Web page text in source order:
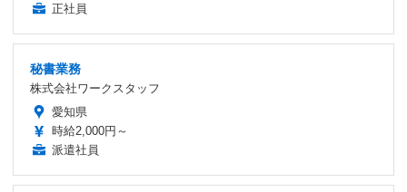
正社員
秘書業務
株式会社ワークスタッフ
愛知県
時給2,000円～
派遣社員